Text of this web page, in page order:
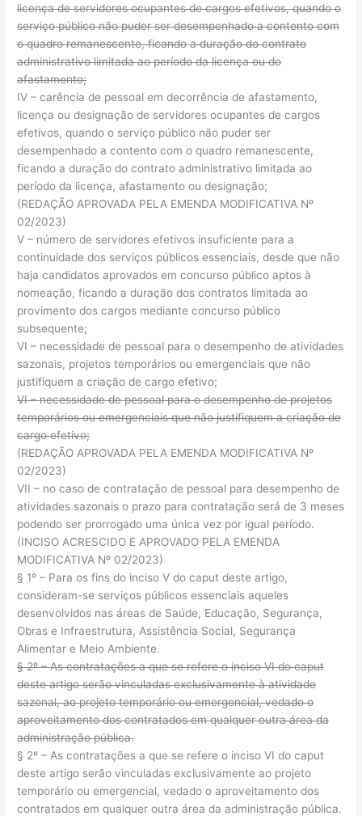
licença de servidores ocupantes de cargos efetivos, quando o
serviço público não puder ser desempenhado a contento com
o quadro remanescente, ficando a duração do contrato
administrativo limitada ao período da licença ou do
afastamento;
IV – carência de pessoal em decorrência de afastamento,
licença ou designação de servidores ocupantes de cargos
efetivos, quando o serviço público não puder ser
desempenhado a contento com o quadro remanescente,
ficando a duração do contrato administrativo limitada ao
período da licença, afastamento ou designação;
(REDAÇÃO APROVADA PELA EMENDA MODIFICATIVA Nº
02/2023)
V – número de servidores efetivos insuficiente para a
continuidade dos serviços públicos essenciais, desde que não
haja candidatos aprovados em concurso público aptos à
nomeação, ficando a duração dos contratos limitada ao
provimento dos cargos mediante concurso público
subsequente;
VI – necessidade de pessoal para o desempenho de atividades
sazonais, projetos temporários ou emergenciais que não
justifiquem a criação de cargo efetivo;
VI – necessidade de pessoal para o desempenho de projetos
temporários ou emergenciais que não justifiquem a criação de
cargo efetivo;
(REDAÇÃO APROVADA PELA EMENDA MODIFICATIVA Nº
02/2023)
VII – no caso de contratação de pessoal para desempenho de
atividades sazonais o prazo para contratação será de 3 meses
podendo ser prorrogado uma única vez por igual período.
(INCISO ACRESCIDO E APROVADO PELA EMENDA
MODIFICATIVA Nº 02/2023)
§ 1º – Para os fins do inciso V do caput deste artigo,
consideram-se serviços públicos essenciais aqueles
desenvolvidos nas áreas de Saúde, Educação, Segurança,
Obras e Infraestrutura, Assistência Social, Segurança
Alimentar e Meio Ambiente.
§ 2º – As contratações a que se refere o inciso VI do caput
deste artigo serão vinculadas exclusivamente à atividade
sazonal, ao projeto temporário ou emergencial, vedado o
aproveitamento dos contratados em qualquer outra área da
administração pública.
§ 2º – As contratações a que se refere o inciso VI do caput
deste artigo serão vinculadas exclusivamente ao projeto
temporário ou emergencial, vedado o aproveitamento dos
contratados em qualquer outra área da administração pública.